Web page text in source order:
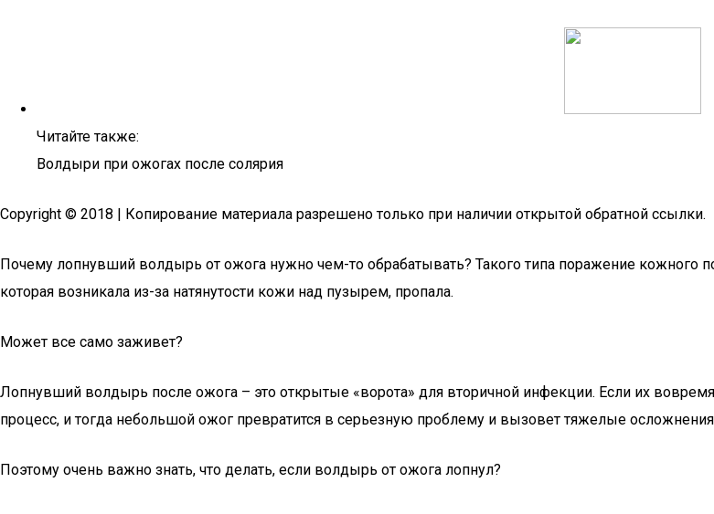
Читайте также:
Волдыри при ожогах после солярия
Copyright © 2018 | Копирование материала разрешено только при наличии открытой обратной ссылки.
Почему лопнувший волдырь от ожога нужно чем-то обрабатывать? Такого типа поражение кожного
которая возникала из-за натянутости кожи над пузырем, пропала.
Может все само заживет?
Лопнувший волдырь после ожога – это открытые «ворота» для вторичной инфекции. Если их
процесс, и тогда небольшой ожог превратится в серьезную проблему и вызовет тяжелые
Поэтому очень важно знать, что делать, если волдырь от ожога лопнул?